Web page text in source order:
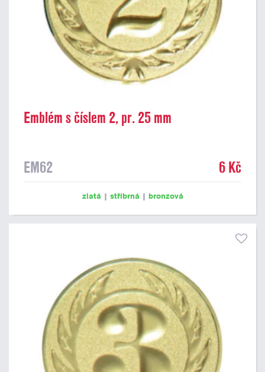
Emblém s číslem 2, pr. 25 mm
EM62 6 Kč
zlatá | stříbrná | bronzová